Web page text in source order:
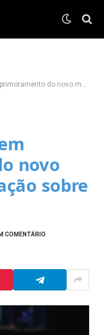
modelo de tributação sobre o consumo
novo
sobre
COMENTÁRIO